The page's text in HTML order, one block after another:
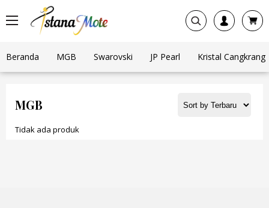
Beranda MGB Swarovski JP Pearl Kristal Cangkrang
MGB
Tidak ada produk